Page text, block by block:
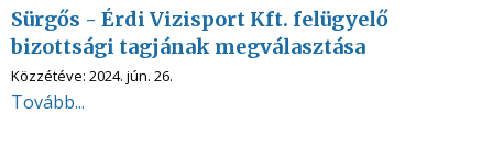
Sürgős - Érdi Vizisport Kft. felügyelő
bizottsági tagjának megválasztása
Közzétéve: 2024. jún. 26.
Tovább...